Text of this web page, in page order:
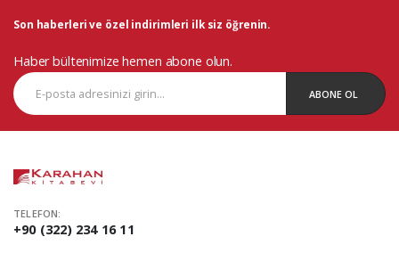
Son haberleri ve özel indirimleri ilk siz öğrenin.
Haber bültenimize hemen abone olun.
ABONE OL
TELEFON:
+90 (322) 234 16 11